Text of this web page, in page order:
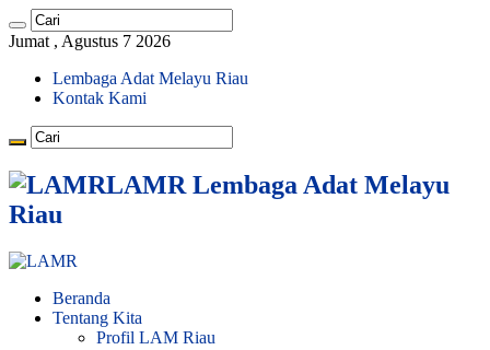
Jumat , Agustus 7 2026
Lembaga Adat Melayu Riau
Kontak Kami
LAMR Lembaga Adat Melayu
Riau
Beranda
Tentang Kita
Profil LAM Riau